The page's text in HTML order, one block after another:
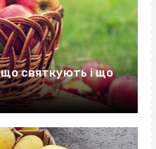
святкують і що